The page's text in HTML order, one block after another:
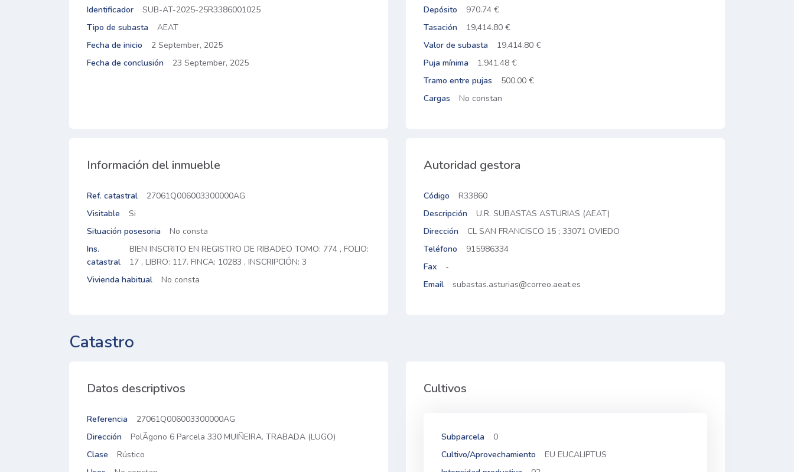
Identificador
SUB-AT-2025-25R3386001025
Tipo de subasta
AEAT
Fecha de inicio
2 September, 2025
Fecha de conclusión
23 September, 2025
Depósito
970.74 €
Tasación
19,414.80 €
Valor de subasta
19,414.80 €
Puja mínima
1,941.48 €
Tramo entre pujas
500.00 €
Cargas
No constan
Información del inmueble
Ref. catastral
27061Q006003300000AG
Visitable
Si
Situación posesoria
No consta
Ins.
catastral
BIEN INSCRITO EN REGISTRO DE RIBADEO TOMO: 774 , FOLIO:
17 , LIBRO: 117. FINCA: 10283 , INSCRIPCIÓN: 3
Vivienda habitual
No consta
Autoridad gestora
Código
R33860
Descripción
U.R. SUBASTAS ASTURIAS (AEAT)
Dirección
CL SAN FRANCISCO 15 ; 33071 OVIEDO
Teléfono
915986334
Fax
-
Email
subastas.asturias@correo.aeat.es
Catastro
Datos descriptivos
Referencia
27061Q006003300000AG
Dirección
PolÃ­gono 6 Parcela 330 MUIÑEIRA. TRABADA (LUGO)
Clase
Rústico
Cultivos
Subparcela
0
Cultivo/Aprovechamiento
EU EUCALIPTUS